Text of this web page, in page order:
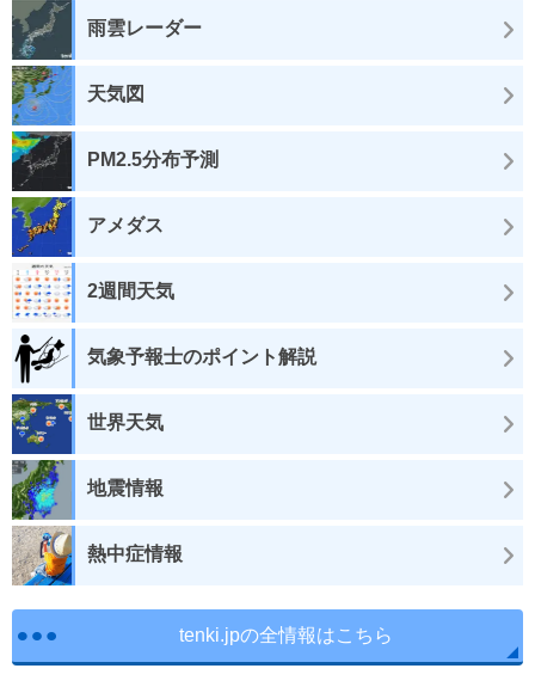
雨雲レーダー
天気図
PM2.5分布予測
アメダス
2週間天気
気象予報士のポイント解説
世界天気
地震情報
熱中症情報
tenki.jpの全情報はこちら